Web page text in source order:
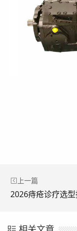
上一篇